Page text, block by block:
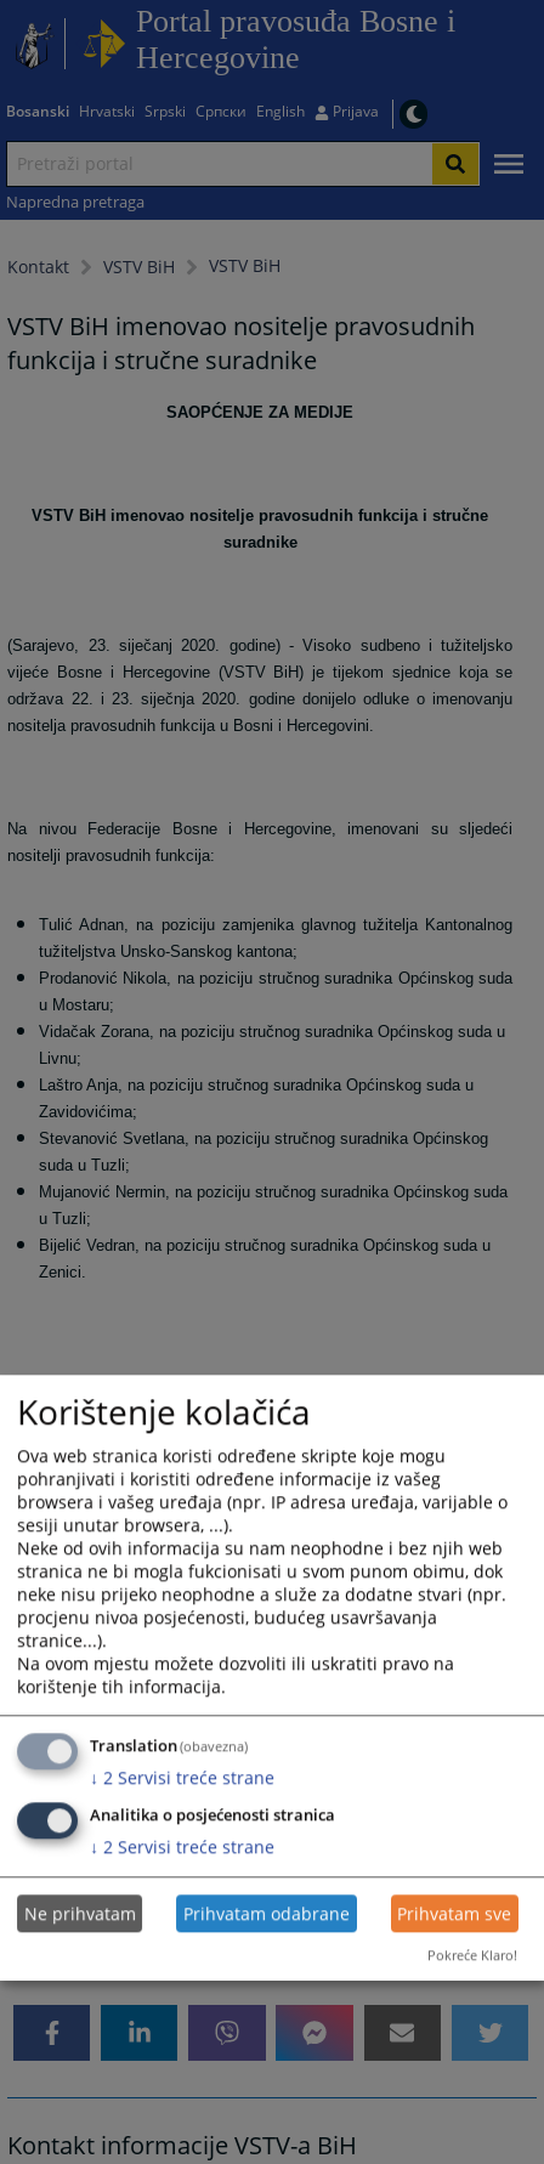
Portal pravosuđa Bosne i
Hercegovine
Bosanski Hrvatski Srpski Српски English Prijava
Napredna pretraga
Kontakt VSTV BiH VSTV BiH
VSTV BiH imenovao nositelje pravosudnih
funkcija i stručne suradnike
SAOPĆENJE ZA MEDIJE
VSTV BiH imenovao nositelje pravosudnih funkcija i stručne
suradnike
(Sarajevo, 23. siječanj 2020. godine) - Visoko sudbeno i tužiteljsko
vijeće Bosne i Hercegovine (VSTV BiH) je tijekom sjednice koja se
održava 22. i 23. siječnja 2020. godine donijelo odluke o imenovanju
nositelja pravosudnih funkcija u Bosni i Hercegovini.
Na nivou Federacije Bosne i Hercegovine, imenovani su sljedeći
nositelji pravosudnih funkcija:
Tulić Adnan, na poziciju zamjenika glavnog tužitelja Kantonalnog
tužiteljstva Unsko-Sanskog kantona;
Prodanović Nikola, na poziciju stručnog suradnika Općinskog suda
u Mostaru;
Vidačak Zorana, na poziciju stručnog suradnika Općinskog suda u
Livnu;
Laštro Anja, na poziciju stručnog suradnika Općinskog suda u
Zavidovićima;
Stevanović Svetlana, na poziciju stručnog suradnika Općinskog
suda u Tuzli;
Mujanović Nermin, na poziciju stručnog suradnika Općinskog suda
u Tuzli;
Bijelić Vedran, na poziciju stručnog suradnika Općinskog suda u
Zenici.
poput: stručnog znanja, radnog iskustva i radnih rezultata; stručne
sposobnosti zasnovane na dosadašnjim rezultatima u karijeri;
sposobnosti da nepristrano, savjesno, marljivo, odlučno i odgovorno
obnaša dužnosti u okviru funkcije za koju se prijavljuje; odnosa sa
radnim kolegama, ponašanja van posla, profesionalne nepristranosti i
ugleda te iskustva na rukovodećim poslovima.
Pri imenovanju, VSTV BiH primjenjuje odgovarajuće ustavne odredbe
kojima se uređuju jednaka prava i zastupljenost konstitutivnih naroda i
ostalih te poštuje ravnomjernu zastupljenost spolova.
Novoimenovani nosioci pravosudnih funkcija će stupiti na dužnost
1.2.2020. godine.
Kontakt informacije VSTV-a BiH
Korištenje kolačića
Ova web stranica koristi određene skripte koje mogu
pohranjivati i koristiti određene informacije iz vašeg
browsera i vašeg uređaja (npr. IP adresa uređaja, varijable o
sesiji unutar browsera, ...).
Neke od ovih informacija su nam neophodne i bez njih web
stranica ne bi mogla fukcionisati u svom punom obimu, dok
neke nisu prijeko neophodne a služe za dodatne stvari (npr.
procjenu nivoa posjećenosti, budućeg usavršavanja
stranice...).
Na ovom mjestu možete dozvoliti ili uskratiti pravo na
korištenje tih informacija.
Translation(obavezna)
↓ 2 Servisi treće strane
Analitika o posjećenosti stranica
↓ 2 Servisi treće strane
Ne prihvatam Prihvatam odabrane Prihvatam sve
Pokreće Klaro!